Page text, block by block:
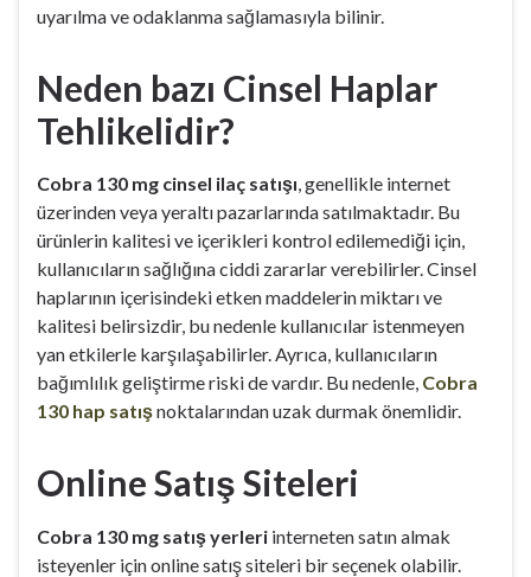
uyarılma ve odaklanma sağlamasıyla bilinir.
Neden bazı Cinsel Haplar
Tehlikelidir?
Cobra 130 mg cinsel ilaç satışı , genellikle internet
üzerinden veya yeraltı pazarlarında satılmaktadır. Bu
ürünlerin kalitesi ve içerikleri kontrol edilemediği için,
kullanıcıların sağlığına ciddi zararlar verebilirler. Cinsel
haplarının içerisindeki etken maddelerin miktarı ve
kalitesi belirsizdir, bu nedenle kullanıcılar istenmeyen
yan etkilerle karşılaşabilirler. Ayrıca, kullanıcıların
bağımlılık geliştirme riski de vardır. Bu nedenle, Cobra
130 hap satışnoktalarından uzak durmak önemlidir.
Online Satış Siteleri
Cobra 130 mg satış yerleri interneten satın almak
isteyenler için online satış siteleri bir seçenek olabilir.